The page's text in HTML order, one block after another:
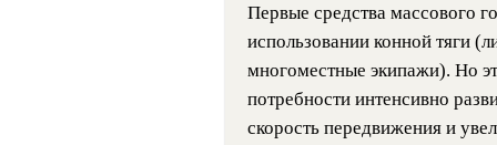
Первые средства массового
использовании конной тяги
многоместные экипажи). Но
потребности интенсивно
скорость передвижения и